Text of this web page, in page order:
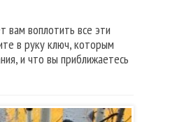
вам воплотить все эти
в руку ключ, которым
и что вы приближаетесь